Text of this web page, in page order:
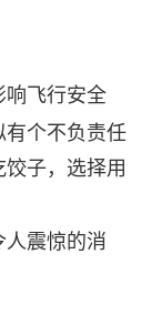
响飞行安全
有个不负责任
子，选择用
震惊的消